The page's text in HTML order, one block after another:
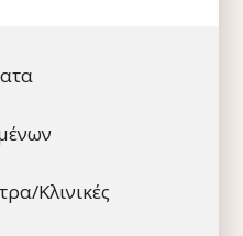
Κλινικές